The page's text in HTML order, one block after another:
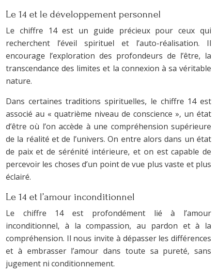
Le 14 et le développement personnel
Le chiffre 14 est un guide précieux pour ceux qui
recherchent l’éveil spirituel et l’auto-réalisation. Il
encourage l’exploration des profondeurs de l’être, la
transcendance des limites et la connexion à sa véritable
nature.
Dans certaines traditions spirituelles, le chiffre 14 est
associé au « quatrième niveau de conscience », un état
d’être où l’on accède à une compréhension supérieure
de la réalité et de l’univers. On entre alors dans un état
de paix et de sérénité intérieure, et on est capable de
percevoir les choses d’un point de vue plus vaste et plus
éclairé.
Le 14 et l’amour inconditionnel
Le chiffre 14 est profondément lié à l’amour
inconditionnel, à la compassion, au pardon et à la
compréhension. Il nous invite à dépasser les différences
et à embrasser l’amour dans toute sa pureté, sans
jugement ni conditionnement.